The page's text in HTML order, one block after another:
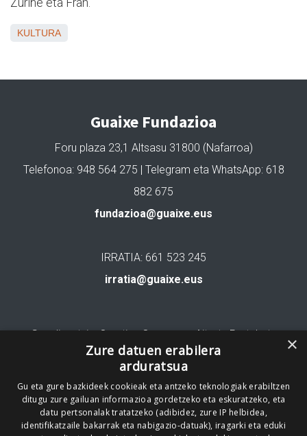
Zuriñe eta Fran.
KULTURA
Guaixe Fundazioa
Foru plaza 23,1 Altsasu 31800 (Nafarroa)
Telefonoa: 948 564 275 | Telegram eta WhatsApp: 618
882 675
fundazioa@guaixe.eus
IRRATIA: 661 523 245
irratia@guaixe.eus
Gure lizentzia: Creative Commons Aitortu Partekatu
Codesyntaxek garatua
×
Zure datuen erabilera
arduratsua
Gu eta gure bazkideek cookieak eta antzeko teknologiak erabiltzen
ditugu zure gailuan informazioa gordetzeko eta eskuratzeko, eta
datu pertsonalak tratatzeko (adibidez, zure IP helbidea,
identifikatzaile bakarrak eta nabigazio-datuak), iragarki eta eduki